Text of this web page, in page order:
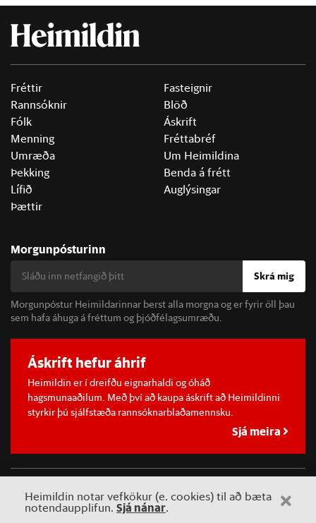
Fréttir
Rannsóknir
Fólk
Menning
Umræða
Þekking
Lífið
Þættir
Fasteignir
Blöð
Áskrift
Fréttabréf
Um Heimildina
Benda á frétt
Auglýsingar
Morgunpósturinn
Skrá mig
Morgunpóstur Heimildarinnar berst alla morgna og er fyrir öll þau
sem hafa áhuga á fréttum og þjóðfélagsumræðu.
Áskrift hefur áhrif
Heimildin er í dreifðu eignarhaldi og óháð
hagsmunaaðilum. Með því að kaupa áskrift að Heimildinni
styrkir þú sjálfstæða rannsóknarblaðamennsku.
Sjá meira
á efni miðilsins er óheimil án samþykkis.
Heimildin notar vefkökur (e. cookies) til að bæta
notendaupplifun. Sjá nánar.